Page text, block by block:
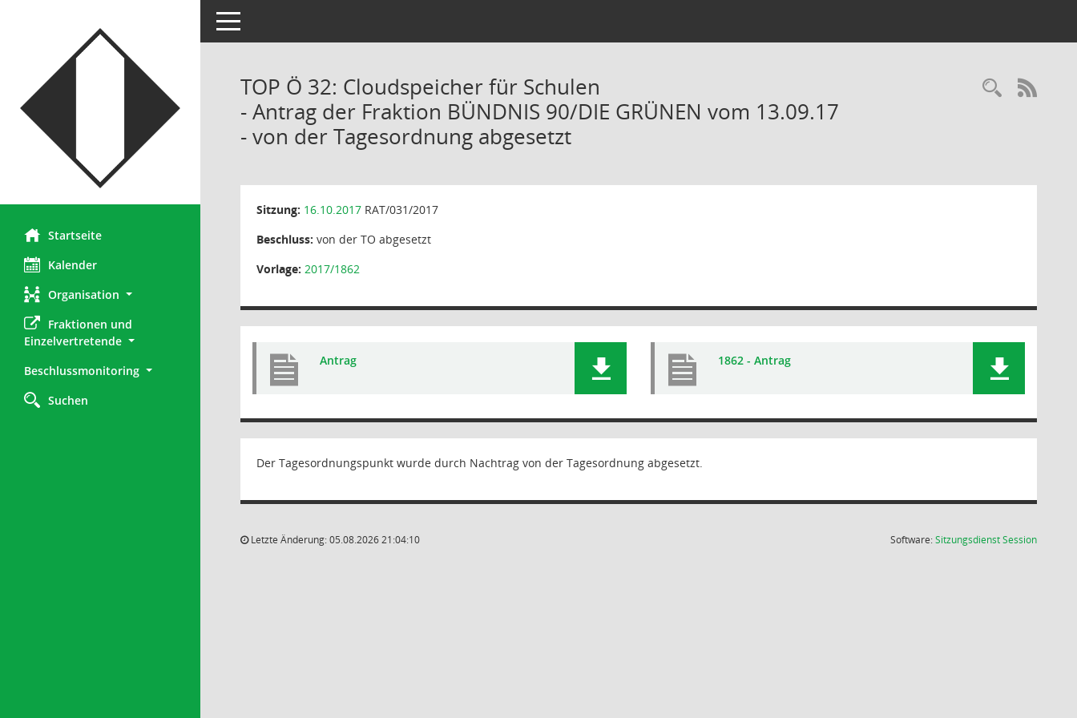
Startseite
Kalender
Organisation
Fraktionen und
Einzelvertretende
Beschlussmonitoring
Suchen
Toggle navigation
TOP Ö 32: Cloudspeicher für Schulen
- Antrag der Fraktion BÜNDNIS 90/DIE GRÜNEN vom 13.09.17
- von der Tagesordnung abgesetzt
Sitzung: 16.10.2017 RAT/031/2017
Beschluss: von der TO abgesetzt
Vorlage: 2017/1862
Antrag 1862 - Antrag
Der Tagesordnungspunkt wurde durch Nachtrag von der Tagesordnung abgesetzt.
Letzte Änderung: 05.08.2026 21:04:10 Software:SitzungsdienstSession(Wird in